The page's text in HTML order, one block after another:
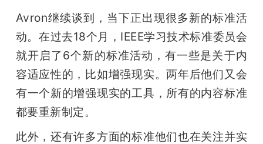
Avron继续谈到，当下正出现很多新的标准活
动。在过去18个月，IEEE学习技术标准委员会
就开启了6个新的标准活动，有一些是关于内
容适应性的，比如增强现实。两年后他们又会
有一个新的增强现实的工具，所有的内容标准
都要重新制定。
此外，还有许多方面的标准他们也在关注并实